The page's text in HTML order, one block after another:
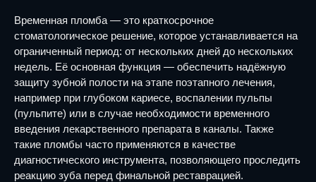
Временная пломба — это краткосрочное
стоматологическое решение, которое устанавливается на
ограниченный период: от нескольких дней до нескольких
недель. Её основная функция — обеспечить надёжную
защиту зубной полости на этапе поэтапного лечения,
например при глубоком кариесе, воспалении пульпы
(пульпите) или в случае необходимости временного
введения лекарственного препарата в каналы. Также
такие пломбы часто применяются в качестве
диагностического инструмента, позволяющего проследить
реакцию зуба перед финальной реставрацией.